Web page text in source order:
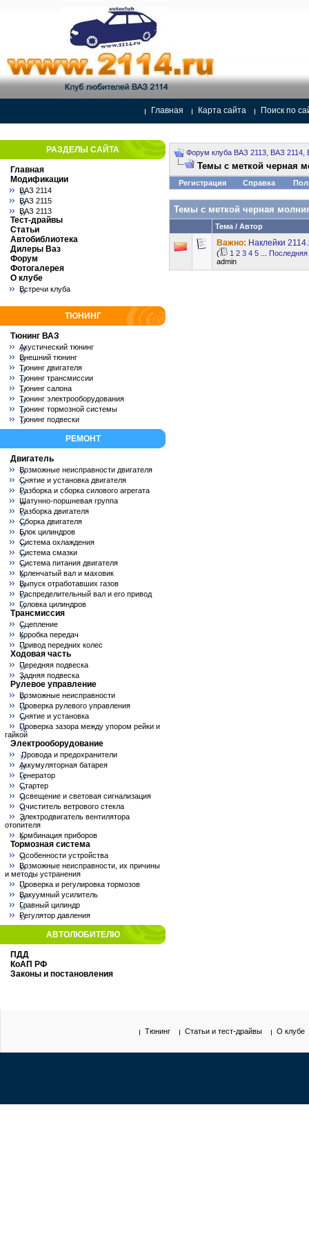
Главная Карта сайта Поиск по
РАЗДЕЛЫ САЙТА
Главная
Модификации
ВАЗ 2114
ВАЗ 2115
ВАЗ 2113
Тест-драйвы
Статьи
Автобиблиотека
Дилеры Ваз
Форум
Фотогалерея
О клубе
Встречи клуба
ТЮНИНГ
Тюнинг ВАЗ
Акустический тюнинг
Внешний тюнинг
Тюнинг двигателя
Тюнинг трансмиссии
Тюнинг салона
Тюнинг электрооборудования
Тюнинг тормозной системы
Тюнинг подвески
РЕМОНТ
Двигатель
Возможные неисправности двигателя
Снятие и установка двигателя
Разборка и сборка силового агрегата
Шатунно-поршневая группа
Разборка двигателя
Сборка двигателя
Блок цилиндров
Система охлаждения
Система смазки
Система питания двигателя
Коленчатый вал и маховик
Выпуск отработавших газов
Распределительный вал и его привод
Головка цилиндров
Трансмиссия
Сцепление
Коробка передач
Привод передних колес
Ходовая часть
Передняя подвеска
Задняя подвеска
Рулевое управление
Возможные неисправности
Проверка рулевого управления
Снятие и установка
Проверка зазора между упором рейки и
гайкой
Электрооборудование
Провода и предохранители
Аккумуляторная батарея
Генератор
Стартер
Освещение и световая сигнализация
Очиститель ветрового стекла
Электродвигатель вентилятора
отопителя
Комбинация приборов
Тормозная система
Особенности устройства
Возможные неисправности, их причины
и методы устранения
Проверка и регулировка тормозов
Вакуумный усилитель
Главный цилиндр
Регулятор давления
АВТОЛЮБИТЕЛЮ
ПДД
КоАП РФ
Законы и постановления
Форум клуба ВАЗ 2113, ВАЗ 2114,
Темы с меткой черная
Регистрация Справка
Темы с меткой черная
Тема / Автор
Важно: Наклейки
( 1 2 3 4 5
Последняя
admin
Тюнинг Статьи и тест-драйвы О клубе